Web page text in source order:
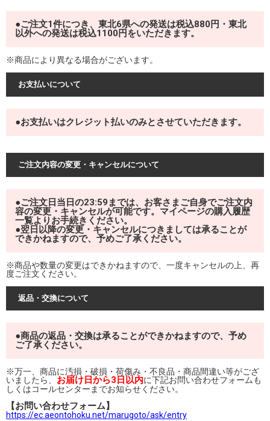
●ご注文1件につき、東北6県への発送は税込880円・東北
以外への発送は税込1100円をいただきます。
※商品により異なる場合がございます。
お支払いについて
●お支払いはクレジット払いのみとさせていただきます。
ご注文内容の変更・キャンセルについて
●ご注文日当日の23:59までは、お客さまご自身でご注文内
容の変更・キャンセルが可能です。マイページの購入履歴
一覧よりお手続きください。
●翌日以降の変更・キャンセルにつきましては承ることが
できかねますので、予めご了承ください。
※商品や数量の変更はできかねますので、一度キャンセルの上、再
度ご注文ください。
返品・交換について
●商品の返品・交換は承ることができかねますので、予め
ご了承ください。
※万一、商品に汚損・破損・荷傷み・不良品・商品間違い等がござ
いましたら、 お届け日から3日以内に下記お問い合わせフォームも
しくはコールセンターまでお知らせください。
【お問い合わせフォーム】
https://ec.aeontohoku.net/marugoto/ask/entry